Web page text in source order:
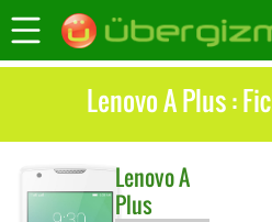
Lenovo A Plus :
LenovoA
Plus